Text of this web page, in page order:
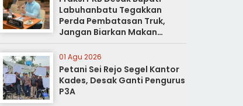
Labuhanbatu Tegakkan
Perda Pembatasan Truk,
Jangan Biarkan Makan
Korban
01 Agu 2026
Petani Sei Rejo Segel Kantor
Kades, Desak Ganti Pengurus
P3A